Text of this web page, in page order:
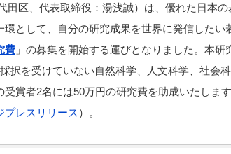
田区、代表取締役：湯浅誠）は、優れた日本
環として、自分の研究成果を世界に発信したい
費 」の募集を開始する運びとなりました。本研
択を受けていない自然科学、人文科学、社会
受賞者2名には50万円の研究費を助成いたしま
プレスリリース ）。